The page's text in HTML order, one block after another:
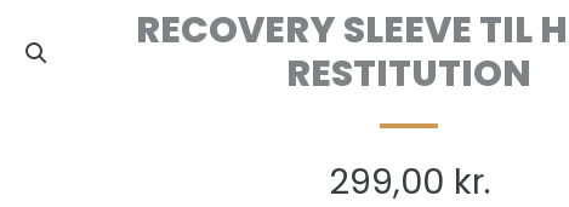
RECOVERY SLEEVE TIL
RESTITUTION
299,00 kr.